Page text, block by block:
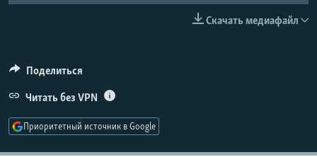
СОЦИАЛЬНЫЕ СЕТИ
Скачать медиафайл
Поделиться
Читать без VPN
Приоритетный источник в Google